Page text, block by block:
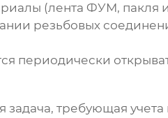
(лента ФУМ, пакля
резьбовых
периодически
задача, требующая